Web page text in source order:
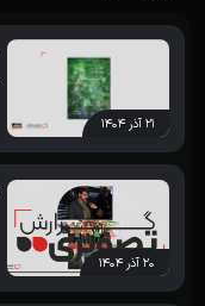
۲۱ آذر ۱۴۰۴
۲۰ آذر ۱۴۰۴